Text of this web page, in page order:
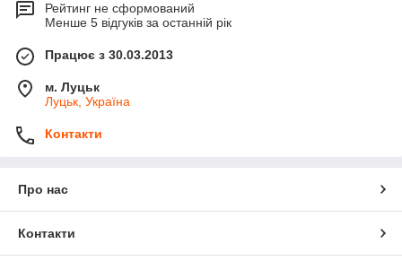
Рейтинг не сформований
Менше 5 відгуків за останній рік
Працює з 30.03.2013
м. Луцьк
Луцьк, Україна
Контакти
Про нас
Контакти